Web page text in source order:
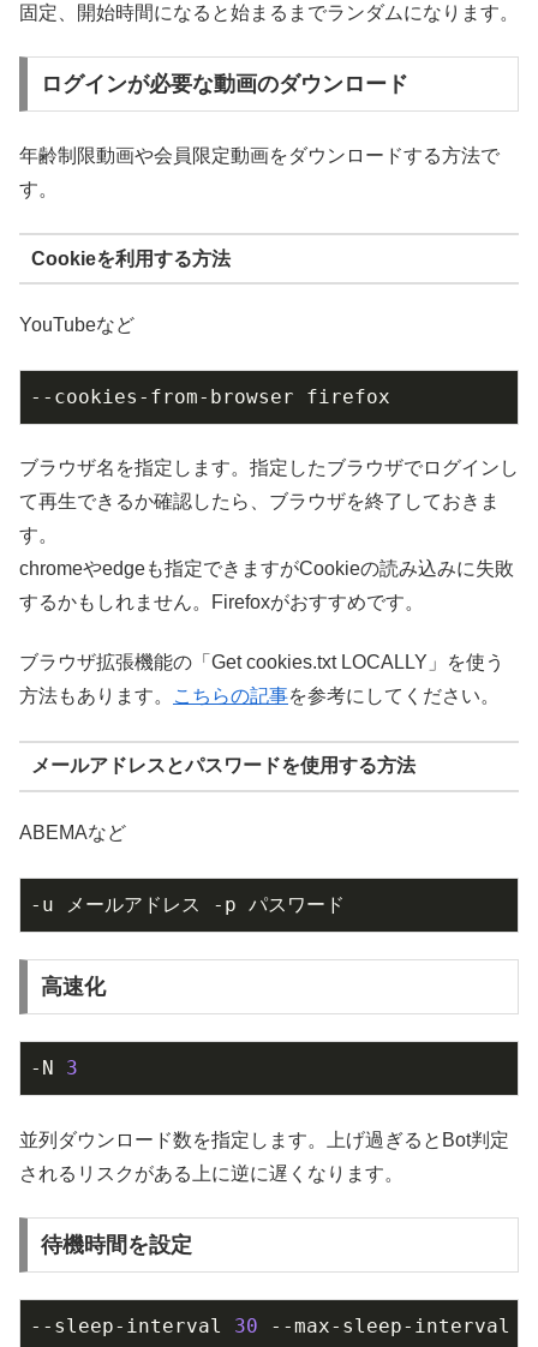
固定、開始時間になると始まるまでランダムになります。
ログインが必要な動画のダウンロード
年齢制限動画や会員限定動画をダウンロードする方法で
す。
Cookieを利用する方法
YouTubeなど
--cookies-from-browser firefox
ブラウザ名を指定します。指定したブラウザでログインし
て再生できるか確認したら、ブラウザを終了しておきま
す。
chromeやedgeも指定できますがCookieの読み込みに失敗
するかもしれません。Firefoxがおすすめです。
ブラウザ拡張機能の「Get cookies.txt LOCALLY」を使う
方法もあります。
こちらの記事を参考にしてください。
メールアドレスとパスワードを使用する方法
ABEMAなど
-u メールアドレス -p パスワード
高速化
-N 3
並列ダウンロード数を指定します。上げ過ぎるとBot判定
されるリスクがある上に逆に遅くなります。
待機時間を設定
--sleep-interval 30 --max-sleep-interval